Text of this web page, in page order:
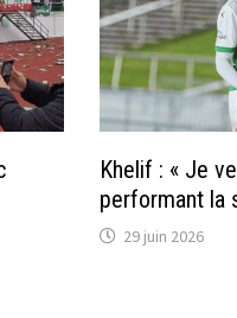
Khelif : « Je
performant la
29 juin 2026